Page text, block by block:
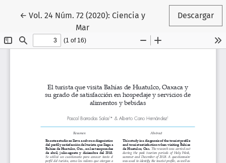
←Volver a los detalles del artículo
Vol. 24 Núm. 72 (2020): Ciencia y
Mar
Descargar